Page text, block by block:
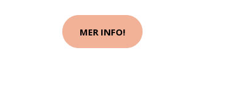
MER INFO!